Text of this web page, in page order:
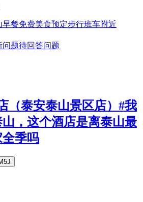
早餐免费美食预定步行班车附近
问题待回答问题
（泰安泰山景区店）#我
，这个酒店是离泰山最
季吗